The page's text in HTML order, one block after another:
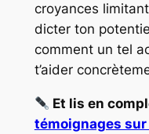
croyances
dicter ton
comment un tel
t’aider
Et lis en
témoignages sur